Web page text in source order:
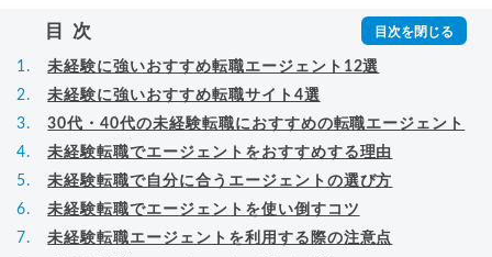
目次
未経験に強いおすすめ転職エージェント12選
未経験に強いおすすめ転職サイト4選
30代・40代の未経験転職におすすめの転職エージェント
未経験転職でエージェントをおすすめする理由
未経験転職で自分に合うエージェントの選び方
未経験転職でエージェントを使い倒すコツ
未経験転職エージェントを利用する際の注意点